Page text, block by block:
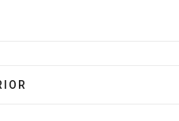
ANTERIOR: